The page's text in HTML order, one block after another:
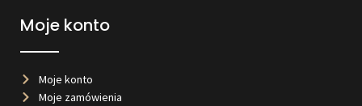
Moje konto
Moje konto
Moje zamówienia